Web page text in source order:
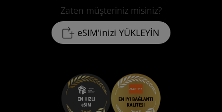
Zaten müşteriniz misiniz?
eSIM'inizi YÜKLEYİN